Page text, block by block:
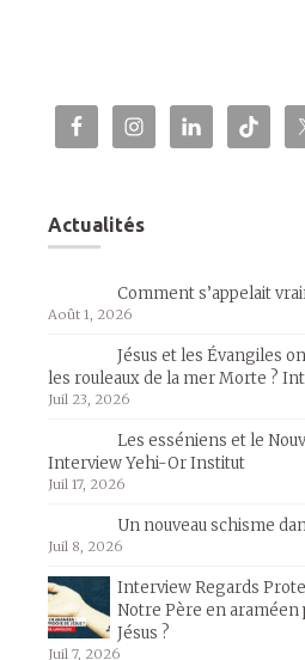
Actualités
Comment s’appelait
Août 1, 2026
Jésus et les Évangiles
les rouleaux de la mer Morte ?
Juil 23, 2026
Les esséniens et le
Interview Yehi-Or Institut
Juil 17, 2026
Un nouveau schisme
Juil 8, 2026
Interview Regards
Notre Père en araméen
Jésus ?
Juil 7, 2026